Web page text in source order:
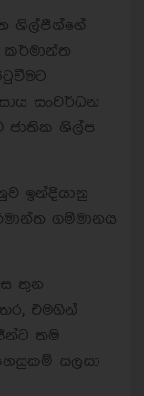
ශිල්පීන්ගේ
සංවර්ධන
ජාතික ශිල්ප
ඉන්දියානු
ගම්මානය
තුන
එමගින්
තම
සලසා